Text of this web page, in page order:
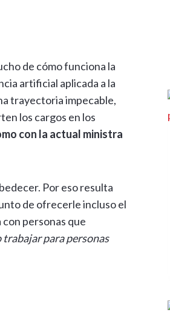
de cómo funciona la
artificial aplicada a la
trayectoria impecable,
los cargos en los
con la actual ministra
Por eso resulta
de ofrecerle incluso el
personas que
trabajar para personas